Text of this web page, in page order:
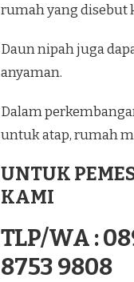
rumah yang disebut
Daun nipah juga
anyaman.
Dalam
untuk atap, rumah
UNTUK
KAMI
TLP/WA :
8753 9808